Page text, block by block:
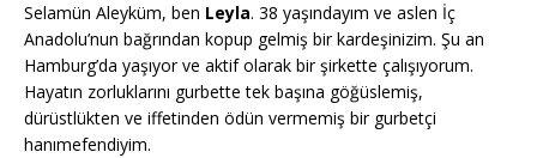
Selamün Aleyküm, ben Leyla. 38 yaşındayım ve aslen İç
Anadolu’nun bağrından kopup gelmiş bir kardeşinizim. Şu an
Hamburg’da yaşıyor ve aktif olarak bir şirkette çalışıyorum.
Hayatın zorluklarını gurbette tek başına göğüslemiş,
dürüstlükten ve iffetinden ödün vermemiş bir gurbetçi
hanımefendiyim.